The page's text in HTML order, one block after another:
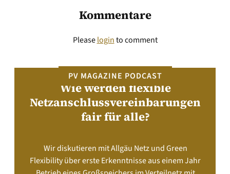
Kommentare
Pleaseloginto comment
PV MAGAZINE PODCAST
Wie werden flexible
Netzanschlussvereinbarungen
fair für alle?
Wir diskutieren mit Allgäu Netz und Green
Flexibility über erste Erkenntnisse aus einem Jahr